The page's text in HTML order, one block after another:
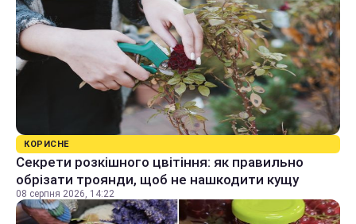
КОРИСНЕ
Секрети розкішного цвітіння: як правильно
обрізати троянди, щоб не нашкодити кущу
08 серпня 2026, 14:22